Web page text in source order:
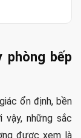
phòng bếp
ổn định, bền
những sắc
được xem là